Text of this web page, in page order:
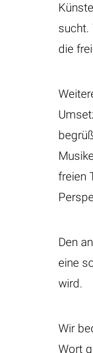
sucht.
die
freien
Den
eine
wird.
Wir
Wort